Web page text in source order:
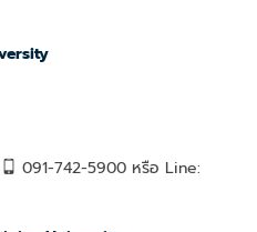
091-742-5900 หรือ Line: